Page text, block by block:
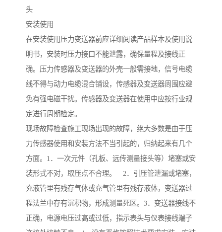
头
安装使用
在安装使用压力变送器前应详细阅读产品样本及使用说
明书，安装时压力接口不能泄露，确保量程及接线正
确。压力传感器及变送器的外壳一般需接地，信号电缆
线不得与动力电缆混合铺设，传感器及变送器周围应避
免有强电磁干扰。传感器及变送器在使用中应按行业规
定进行周期检定。
现场故障检查施工现场出现的故障，绝大多数是由于压
力传感器使用和安装方法不当引起的，归纳起来有几个
方面。1．一次元件（孔板、远传测量接头等）堵塞或安
装形式不对，取压点不合理。 2．引压管泄漏或堵塞，
充液管里有残存气体或充气管里有残存液体，变送器过
程法兰中存有沉积物，形成测量死区。3．变送器接线不
正确，电源电压过高或过低，指示表头与仪表接线端子